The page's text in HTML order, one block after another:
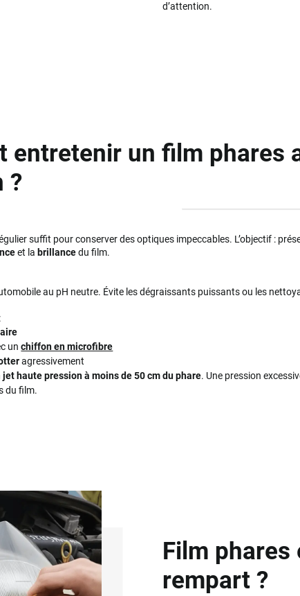
d’attention.
entretenir un film phares
?
suffit pour conserver des optiques impeccables. L’objectif :
et la brillancedu film.
au pH neutre. Évite les dégraissants puissants ou les
unchiffon en microfibre
agressivement
jet haute pression à moins de 50 cm du phare. Une pression
du film.
Film phares
rempart ?